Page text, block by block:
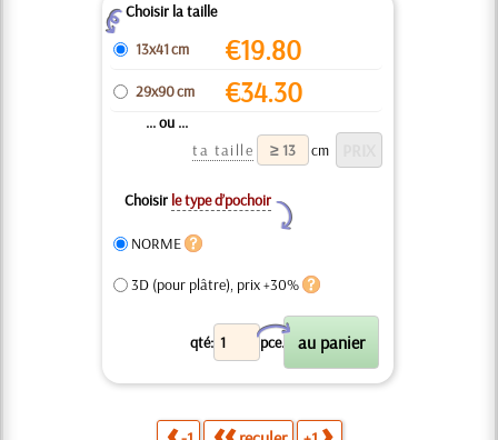
ZChoisir la taille
13x41 cm
€19.80
29x90 cm €34.30
... ou ...
ta taille
cm
Choisir le type d’pochoir
Y
NORME
3D (pour plâtre), prix +30%
qté: pce.
X